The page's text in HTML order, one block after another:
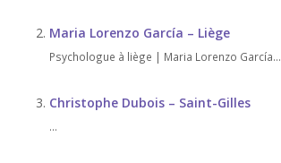
Maria Lorenzo García – Liège
Psychologue à liège | Maria Lorenzo García...
Christophe Dubois – Saint-Gilles
...